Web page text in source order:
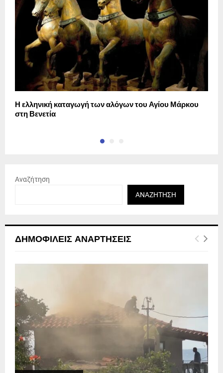
Η ελληνική καταγωγή των αλόγων του Αγίου Μάρκου
στη Βενετία
Αναζήτηση
ΑΝΑΖΉΤΗΣΗ
ΔΗΜΟΦΙΛΕΊΣ ΑΝΑΡΤΉΣΕΙΣ